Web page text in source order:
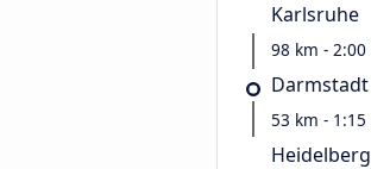
Karlsruhe
98 km - 2:00
Darmstadt
53 km - 1:15
Heidelberg